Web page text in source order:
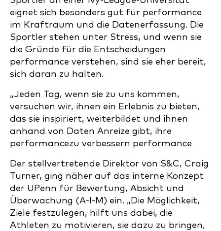
eignet sich besonders gut für performance
im Kraftraum und die Datenerfassung. Die
Sportler stehen unter Stress, und wenn sie
die Gründe für die Entscheidungen
performance verstehen, sind sie eher bereit,
sich daran zu halten.
„Jeden Tag, wenn sie zu uns kommen,
versuchen wir, ihnen ein Erlebnis zu bieten,
das sie inspiriert, weiterbildet und ihnen
anhand von Daten Anreize gibt, ihre
performancezu verbessern performance
Der stellvertretende Direktor von S&C, Craig
Turner, ging näher auf das interne Konzept
der UPenn für Bewertung, Absicht und
Überwachung (A-I-M) ein. „Die Möglichkeit,
Ziele festzulegen, hilft uns dabei, die
Athleten zu motivieren, sie dazu zu bringen,